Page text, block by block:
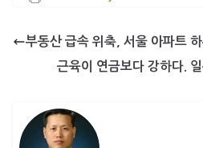
부동산 급속 위축, 서울 아파트
근육이 연금보다 강하다. 일